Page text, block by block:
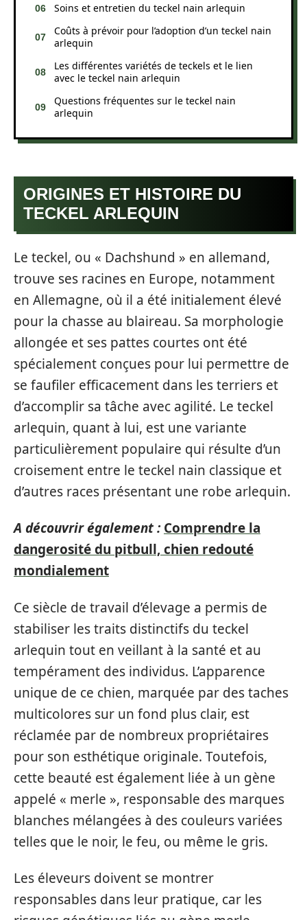
Soins et entretien du teckel nain arlequin
Coûts à prévoir pour l’adoption d’un teckel nain
arlequin
Les différentes variétés de teckels et le lien
avec le teckel nain arlequin
Questions fréquentes sur le teckel nain
arlequin
ORIGINES ET HISTOIRE DU
TECKEL ARLEQUIN
Le teckel, ou « Dachshund » en allemand,
trouve ses racines en Europe, notamment
en Allemagne, où il a été initialement élevé
pour la chasse au blaireau. Sa morphologie
allongée et ses pattes courtes ont été
spécialement conçues pour lui permettre de
se faufiler efficacement dans les terriers et
d’accomplir sa tâche avec agilité. Le teckel
arlequin, quant à lui, est une variante
particulièrement populaire qui résulte d’un
croisement entre le teckel nain classique et
d’autres races présentant une robe arlequin.
A découvrir également : Comprendre la
dangerosité du pitbull, chien redouté
mondialement
Ce siècle de travail d’élevage a permis de
stabiliser les traits distinctifs du teckel
arlequin tout en veillant à la santé et au
tempérament des individus. L’apparence
unique de ce chien, marquée par des taches
multicolores sur un fond plus clair, est
réclamée par de nombreux propriétaires
pour son esthétique originale. Toutefois,
cette beauté est également liée à un gène
appelé « merle », responsable des marques
blanches mélangées à des couleurs variées
telles que le noir, le feu, ou même le gris.
Les éleveurs doivent se montrer
responsables dans leur pratique, car les